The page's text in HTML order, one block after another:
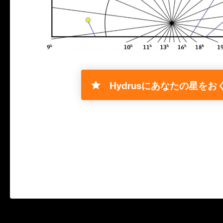
Hydrusにあなたの星をお